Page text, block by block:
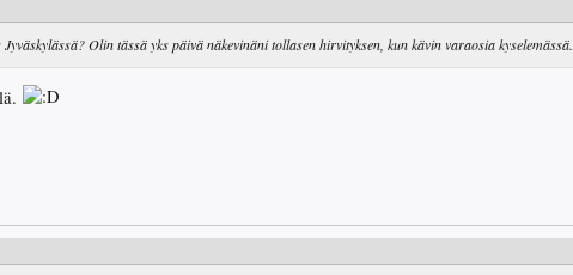
Olin tässä yks päivä näkevinäni tollasen hirvityksen, kun kävin varaosia kyselemässä.